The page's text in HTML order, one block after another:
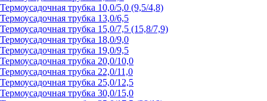
Термоусадочная трубка 10,0/5,0 (9,5/4,8)
Термоусадочная трубка 13,0/6,5
Термоусадочная трубка 15,0/7,5 (15,8/7,9)
Термоусадочная трубка 18,0/9,0
Термоусадочная трубка 19,0/9,5
Термоусадочная трубка 20,0/10,0
Термоусадочная трубка 22,0/11,0
Термоусадочная трубка 25,0/12,5
Термоусадочная трубка 30,0/15,0